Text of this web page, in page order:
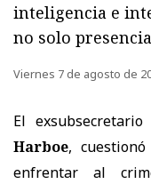
inteligencia e
no solo
Viernes 7 de agosto de
El
Harboe,
enfrentar al